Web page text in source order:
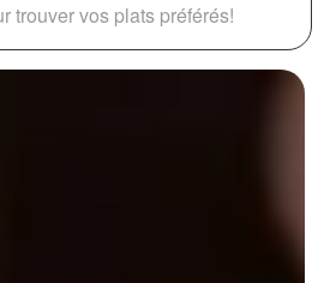
trouver vos plats préférés!